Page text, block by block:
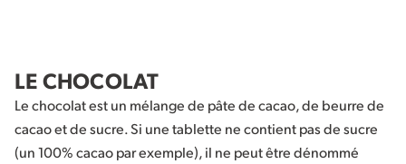
LE CHOCOLAT
Le chocolat est un mélange de pâte de cacao, de beurre de
cacao et de sucre. Si une tablette ne contient pas de sucre
(un 100% cacao par exemple), il ne peut être dénommé